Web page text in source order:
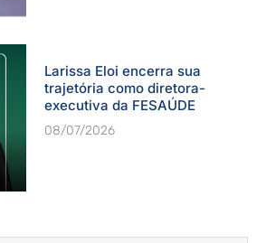
Larissa Eloi encerra sua
trajetória como diretora-
executiva da FESAÚDE
08/07/2026